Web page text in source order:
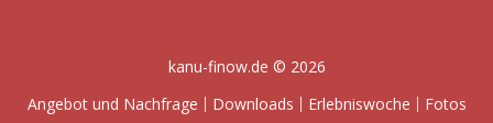
kanu-finow.de © 2026
Angebot und Nachfrage
Downloads Erlebniswoche
Fotos